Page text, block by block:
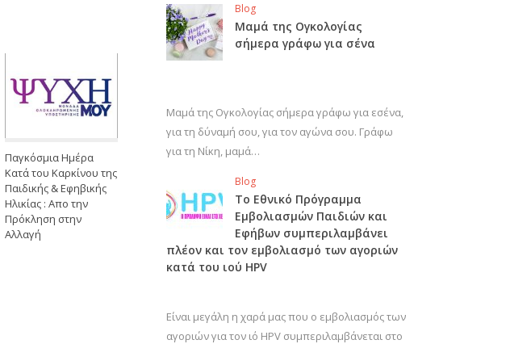
Παγκόσμια Ημέρα
Κατά του Καρκίνου της
Παιδικής & Εφηβικής
Ηλικίας : Απο την
Πρόκληση στην
Αλλαγή
Blog
Μαμά της Ογκολογίας
σήμερα γράφω για σένα
Μαμά της Ογκολογίας σήμερα γράφω για εσένα,
για τη δύναμή σου, για τον αγώνα σου. Γράφω
για τη Νίκη, μαμά…
Blog
Το Εθνικό Πρόγραμμα
Εμβολιασμών Παιδιών και
Εφήβων συμπεριλαμβάνει
πλέον και τον εμβολιασμό των αγοριών
κατά του ιού HPV
Είναι μεγάλη η χαρά μας που ο εμβολιασμός των
αγοριών για τον ιό HPV συμπεριλαμβάνεται στο